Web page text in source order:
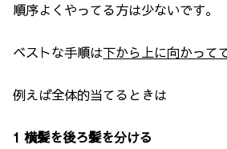
順序よくやってる方は少ないです。
ベストな手順は下から上に向かって
例えば全体的当てるときは
1 横髪を後ろ髪を分ける